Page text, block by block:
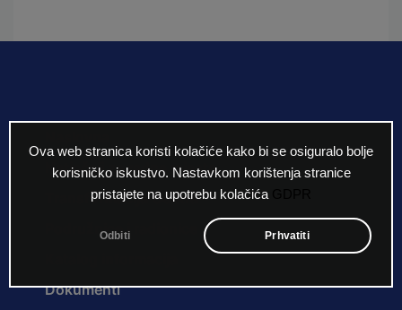
Ova web stranica koristi kolačiće kako bi se osiguralo bolje
korisničko iskustvo. Nastavkom korištenja stranice
pristajete na upotrebu kolačića
Odbiti Prhvatiti
Natječaji za radna mjesta
Transformacija Centra
Podružnice i radionice
Dokumenti